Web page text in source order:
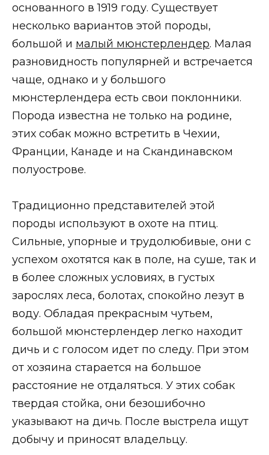
основанного в 1919 году. Существует
несколько вариантов этой породы,
большой и малый мюнстерлендер. Малая
разновидность популярней и встречается
чаще, однако и у большого
мюнстерлендера есть свои поклонники.
Порода известна не только на родине,
этих собак можно встретить в Чехии,
Франции, Канаде и на Скандинавском
полуострове.
Традиционно представителей этой
породы используют в охоте на птиц.
Сильные, упорные и трудолюбивые, они с
успехом охотятся как в поле, на суше, так и
в более сложных условиях, в густых
зарослях леса, болотах, спокойно лезут в
воду. Обладая прекрасным чутьем,
большой мюнстерлендер легко находит
дичь и с голосом идет по следу. При этом
от хозяина старается на большое
расстояние не отдаляться. У этих собак
твердая стойка, они безошибочно
указывают на дичь. После выстрела ищут
добычу и приносят владельцу.